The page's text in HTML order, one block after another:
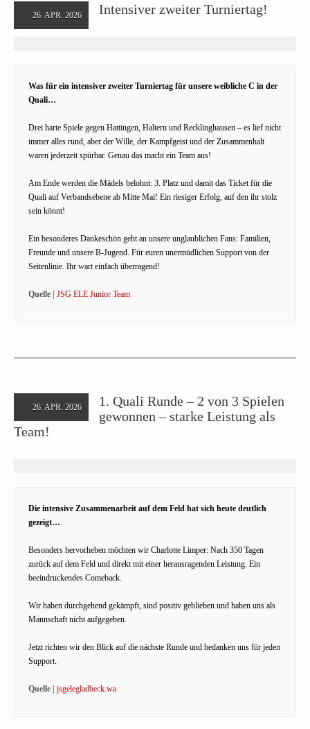
26. APR. 2026 Intensiver zweiter Turniertag!
Was für ein intensiver zweiter Turniertag für unsere weibliche C in der
Quali…
Drei harte Spiele gegen Hattingen, Haltern und Recklinghausen – es lief nicht
immer alles rund, aber der Wille, der Kampfgeist und der Zusammenhalt
waren jederzeit spürbar. Genau das macht ein Team aus!
Am Ende werden die Mädels belohnt: 3. Platz und damit das Ticket für die
Quali auf Verbandsebene ab Mitte Mai! Ein riesiger Erfolg, auf den ihr stolz
sein könnt!
Ein besonderes Dankeschön geht an unsere unglaublichen Fans: Familien,
Freunde und unsere B-Jugend. Für euren unermüdlichen Support von der
Seitenlinie. Ihr wart einfach überragend!
Quelle | JSG ELE Junior Team
26. APR. 2026
1. Quali Runde – 2 von 3 Spielen
gewonnen – starke Leistung als
Team!
Die intensive Zusammenarbeit auf dem Feld hat sich heute deutlich
gezeigt…
Besonders hervorheben möchten wir Charlotte Limper: Nach 350 Tagen
zurück auf dem Feld und direkt mit einer herausragenden Leistung. Ein
beeindruckendes Comeback.
Wir haben durchgehend gekämpft, sind positiv geblieben und haben uns als
Mannschaft nicht aufgegeben.
Jetzt richten wir den Blick auf die nächste Runde und bedanken uns für jeden
Support.
Quelle | jsgelegladbeck.wa